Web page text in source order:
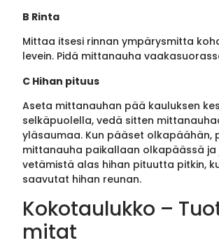
B Rinta
Mittaa itsesi rinnan ympärysmitta
levein. Pidä mittanauha
C Hihan pituus
Aseta mittanauhan pää kauluksen
selkäpuolella, vedä sitten
yläsaumaa. Kun pääset olkapäähän,
mittanauha paikallaan olkapäässä ja
vetämistä alas hihan pituutta pitkin,
saavutat hihan reunan.
Kokotaulukko –
mitat